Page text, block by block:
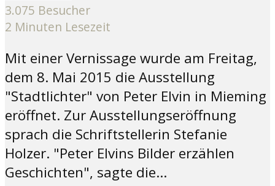
3.075 Besucher
2 Minuten Lesezeit
Mit einer Vernissage wurde am Freitag,
dem 8. Mai 2015 die Ausstellung
"Stadtlichter" von Peter Elvin in Mieming
eröffnet. Zur Ausstellungseröffnung
sprach die Schriftstellerin Stefanie
Holzer. "Peter Elvins Bilder erzählen
Geschichten", sagte die...